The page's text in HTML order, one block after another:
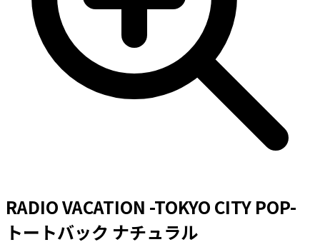
RADIO VACATION -TOKYO CITY POP-
トートバック ナチュラル